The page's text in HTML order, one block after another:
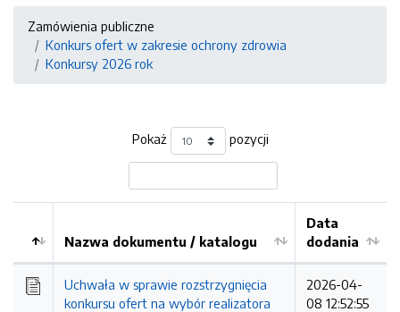
Zamówienia publiczne
Konkurs ofert w zakresie ochrony zdrowia
Konkursy 2026 rok
Pokaż pozycji
Kolejność
Nazwa dokumentu / katalogu
Data
dodania
Uchwała w sprawie rozstrzygnięcia
konkursu ofert na wybór realizatora
2026-04-
08 12:52:55